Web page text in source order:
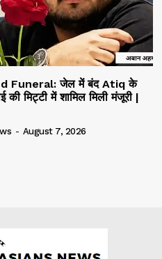
Funeral: जेल में बंद Atiq के
की मिट्टी में शामिल मिली मंजूरी |
- August 7, 2026